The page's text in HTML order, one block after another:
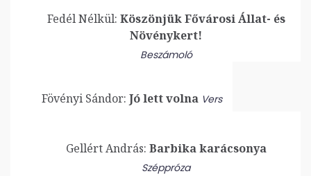
Fedél Nélkül: Köszönjük Fővárosi Állat- és
Növénykert!
Beszámoló
Fövényi Sándor: Jó lett volna Vers
Gellért András: Barbika karácsonya
Széppróza